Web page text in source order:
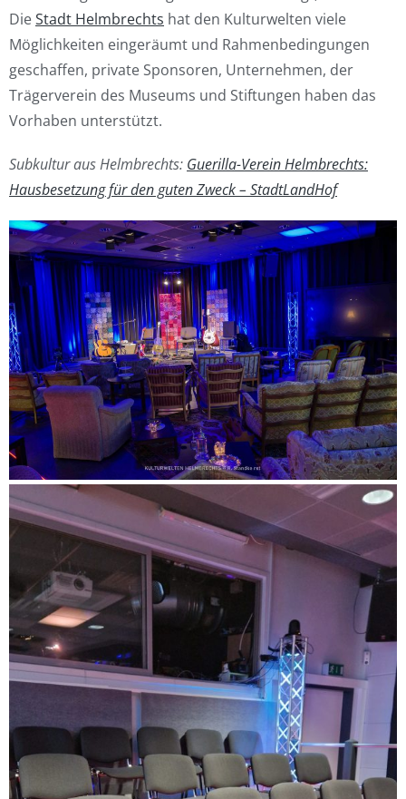
DieStadt Helmbrechts hat den Kulturwelten viele
Möglichkeiten eingeräumt und Rahmenbedingungen
geschaffen, private Sponsoren, Unternehmen, der
Trägerverein des Museums und Stiftungen haben das
Vorhaben unterstützt.
Subkultur aus Helmbrechts: Guerilla-Verein Helmbrechts:
Hausbesetzung für den guten Zweck – StadtLandHof